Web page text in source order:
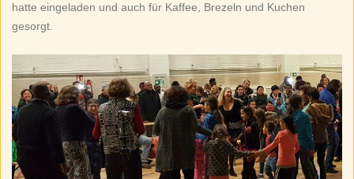
hatte eingeladen und auch für Kaffee, Brezeln und Kuchen
gesorgt.